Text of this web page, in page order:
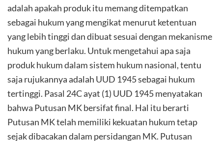
adalah apakah produk itu memang ditempatkan
sebagai hukum yang mengikat menurut ketentuan
yang lebih tinggi dan dibuat sesuai dengan mekanisme
hukum yang berlaku. Untuk mengetahui apa saja
produk hukum dalam sistem hukum nasional, tentu
saja rujukannya adalah UUD 1945 sebagai hukum
tertinggi. Pasal 24C ayat (1) UUD 1945 menyatakan
bahwa Putusan MK bersifat final. Hal itu berarti
Putusan MK telah memiliki kekuatan hukum tetap
sejak dibacakan dalam persidangan MK. Putusan